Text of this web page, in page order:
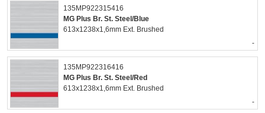
135MP922315416
MG Plus Br. St. Steel/Blue
613x1238x1,6mm Ext. Brushed
-
135MP922316416
MG Plus Br. St. Steel/Red
613x1238x1,6mm Ext. Brushed
-